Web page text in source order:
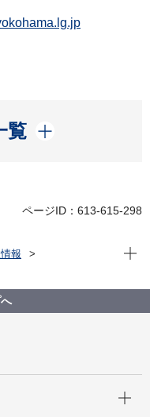
覧
ページID：613-615-298
報
テナントやイベントな
現在